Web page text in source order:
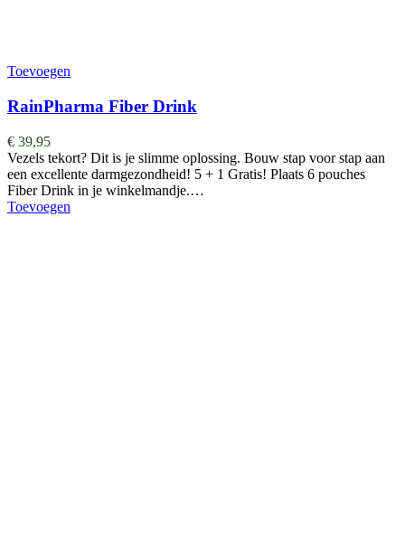
Toevoegen
RainPharma Fiber Drink
€ 39,95
Vezels tekort? Dit is je slimme oplossing. Bouw stap voor stap aan
een excellente darmgezondheid! 5 + 1 Gratis! Plaats 6 pouches
Fiber Drink in je winkelmandje.…
Toevoegen